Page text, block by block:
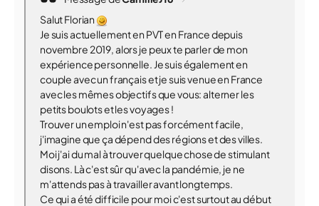
Salut Florian
Je suis actuellement en PVT en France depuis
novembre 2019, alors je peux te parler de mon
expérience personnelle. Je suis également en
couple avec un français et je suis venue en France
avec les mêmes objectifs que vous: alterner les
petits boulots et les voyages !
Trouver un emploi n'est pas forcément facile,
j'imagine que ça dépend des régions et des villes.
Moi j'ai du mal à trouver quelque chose de stimulant
disons. Là c'est sûr qu'avec la pandémie, je ne
m'attends pas à travailler avant longtemps.
Ce qui a été difficile pour moi c'est surtout au début